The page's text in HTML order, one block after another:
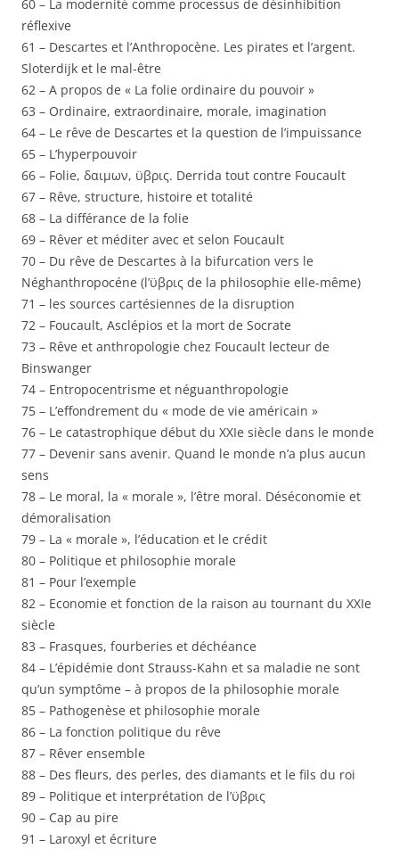
60 – La modernité comme processus de désinhibition
réflexive
61 – Descartes et l’Anthropocène. Les pirates et l’argent.
Sloterdijk et le mal-être
62 – A propos de « La folie ordinaire du pouvoir »
63 – Ordinaire, extraordinaire, morale, imagination
64 – Le rêve de Descartes et la question de l’impuissance
65 – L’hyperpouvoir
66 – Folie, δαιμων, ϋβρις. Derrida tout contre Foucault
67 – Rêve, structure, histoire et totalité
68 – La différance de la folie
69 – Rêver et méditer avec et selon Foucault
70 – Du rêve de Descartes à la bifurcation vers le
Néghanthropocéne (l’ϋβρις de la philosophie elle-même)
71 – les sources cartésiennes de la disruption
72 – Foucault, Asclépios et la mort de Socrate
73 – Rêve et anthropologie chez Foucault lecteur de
Binswanger
74 – Entropocentrisme et néguanthropologie
75 – L’effondrement du « mode de vie américain »
76 – Le catastrophique début du XXIe siècle dans le monde
77 – Devenir sans avenir. Quand le monde n’a plus aucun
sens
78 – Le moral, la « morale », l’être moral. Déséconomie et
démoralisation
79 – La « morale », l’éducation et le crédit
80 – Politique et philosophie morale
81 – Pour l’exemple
82 – Economie et fonction de la raison au tournant du XXIe
siècle
83 – Frasques, fourberies et déchéance
84 – L’épidémie dont Strauss-Kahn et sa maladie ne sont
qu’un symptôme – à propos de la philosophie morale
85 – Pathogenèse et philosophie morale
86 – La fonction politique du rêve
87 – Rêver ensemble
88 – Des fleurs, des perles, des diamants et le fils du roi
89 – Politique et interprétation de l’ϋβρις
90 – Cap au pire
91 – Laroxyl et écriture